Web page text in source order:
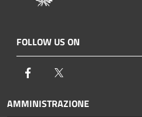
FOLLOW US ON
Facebook
AMMINISTRAZIONE